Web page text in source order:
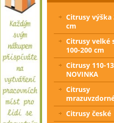
Citrusy výška
cm
Citrusy velké
100-200 cm
Citrusy 110-
NOVINKA
Citrusy
Citrusy české